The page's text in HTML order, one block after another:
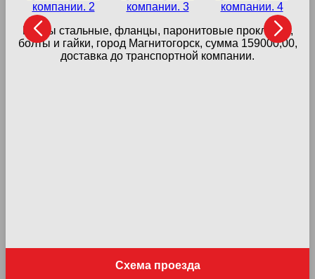
Краны стальные, фланцы, паронитовые прокладки,
болты и гайки, город Магнитогорск, сумма 159000,00,
доставка до транспортной компании.
Схема проезда